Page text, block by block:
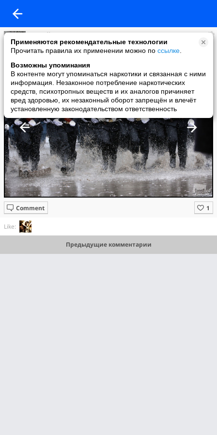
Применяются рекомендательные технологии
Прочитать правила их применении можно по ссылке
Возможны упоминания
В контенте могут упоминаться наркотики и связанная с ними
информация. Незаконное потребление наркотических
средств, психотропных веществ и их аналогов причиняет
вред здоровью, их незаконный оборот запрещён и влечёт
установленную законодательством ответственность
Сергей Платонов
added a photo
20 Nov в 14:01
Comment
Like:
Предыдущие комментарии